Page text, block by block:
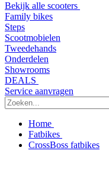
Bekijk alle scooters
Family bikes
Steps
Scootmobielen
Tweedehands
Onderdelen
Showrooms
DEALS
Service aanvragen
Home
Fatbikes
CrossBoss fatbikes